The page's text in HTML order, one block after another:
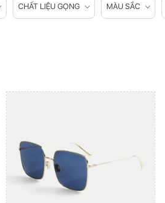
CHẤT LIỆU GỌNG MÀU SẮC